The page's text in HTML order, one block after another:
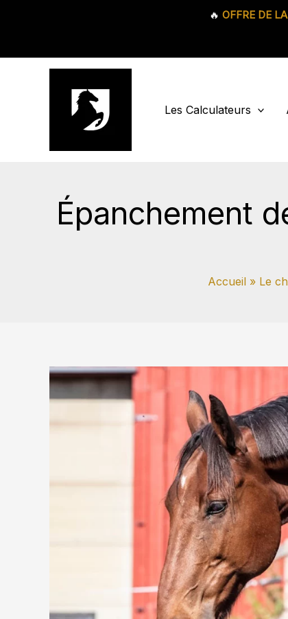
Les Calculateurs
Épanchement
Accueil Le
🔥 OFFRE DE